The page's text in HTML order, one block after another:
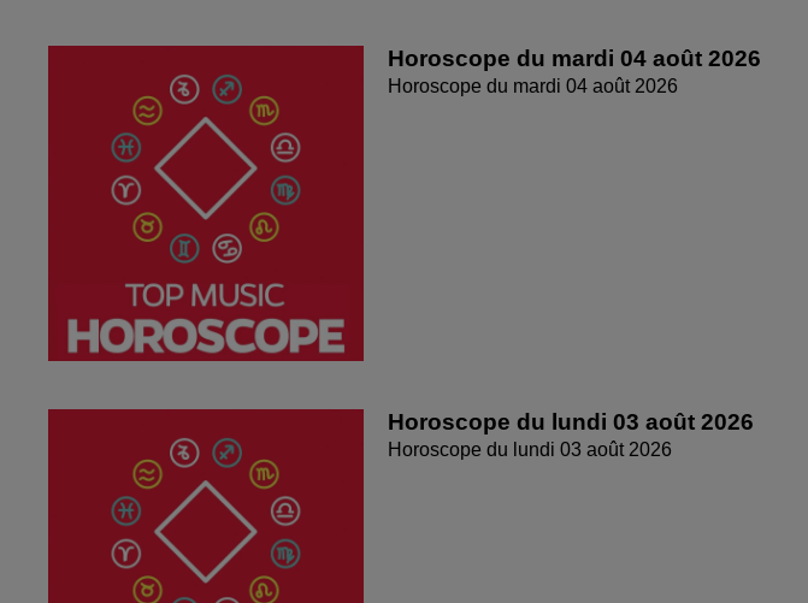
Horoscope du mardi 04 août 2026
Horoscope du mardi 04 août 2026
Horoscope du lundi 03 août 2026
Horoscope du lundi 03 août 2026